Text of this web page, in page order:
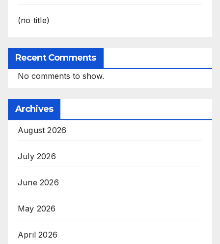
(no title)
Recent Comments
No comments to show.
Archives
August 2026
July 2026
June 2026
May 2026
April 2026